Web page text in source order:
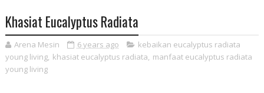
Khasiat Eucalyptus Radiata
Arena Mesin 6 years ago
kebaikan eucalyptus radiata
young living, khasiat eucalyptus radiata, manfaat eucalyptus radiata
young living